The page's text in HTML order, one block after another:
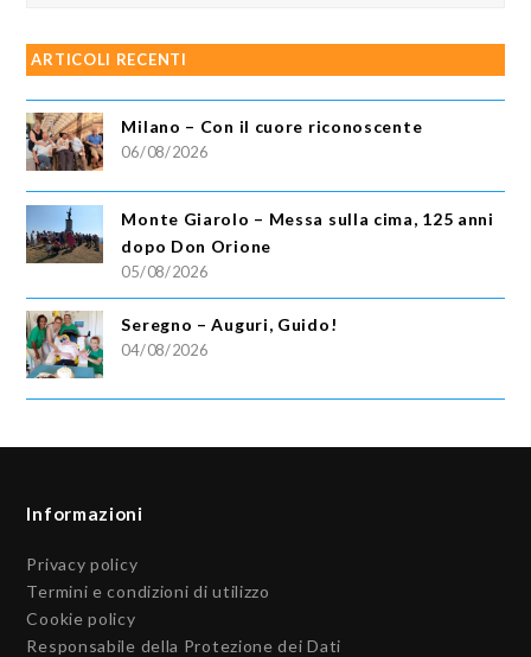
ARTICOLI RECENTI
Milano – Con il cuore riconoscente
06/08/2026
Monte Giarolo – Messa sulla cima, 125 anni
dopo Don Orione
05/08/2026
Seregno – Auguri, Guido!
04/08/2026
Informazioni
Privacy policy
Termini e condizioni di utilizzo
Cookie policy
Responsabile della Protezione dei Dati